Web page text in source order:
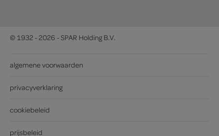
© 1932 - 2026 - SPAR Holding B.V.
algemene voorwaarden
privacyverklaring
cookiebeleid
prijsbeleid